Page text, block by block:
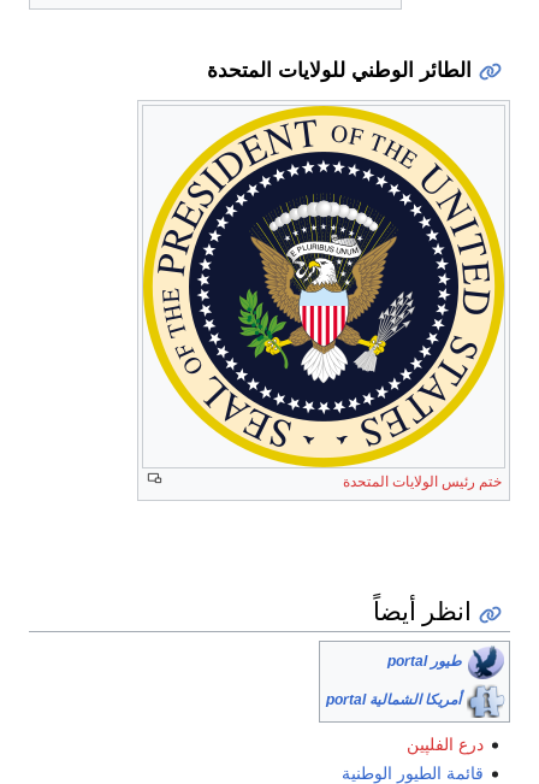
الطائر الوطني للولايات المتحدة
ختم رئيس الولايات المتحدة
انظر أيضاً
طيور portal
أمريكا الشمالية portal
درع الفلپين
قائمة الطيور الوطنية